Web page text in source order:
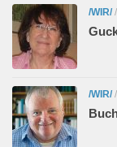
/WIR/ /
/WIR/ /